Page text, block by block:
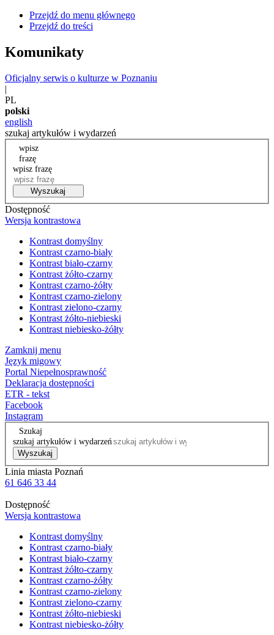
Przejdź do menu głównego
Przejdź do treści
Komunikaty
Oficjalny serwis o kulturze w Poznaniu
|
PL
polski
english
szukaj artykułów i wydarzeń
wpisz
frazę
wpisz frazę
Wyszukaj
Dostępność
Wersja kontrastowa
Kontrast domyślny
Kontrast czarno-biały
Kontrast biało-czarny
Kontrast żółto-czarny
Kontrast czarno-żółty
Kontrast czarno-zielony
Kontrast zielono-czarny
Kontrast żółto-niebieski
Kontrast niebiesko-żółty
Zamknij menu
Język migowy
Portal Niepełnosprawność
Deklaracja dostępności
ETR - tekst
Facebook
Instagram
Szukaj
szukaj artykułów i wydarzeń
Wyszukaj
Linia miasta Poznań
61 646 33 44
Dostępność
Wersja kontrastowa
Kontrast domyślny
Kontrast czarno-biały
Kontrast biało-czarny
Kontrast żółto-czarny
Kontrast czarno-żółty
Kontrast czarno-zielony
Kontrast zielono-czarny
Kontrast żółto-niebieski
Kontrast niebiesko-żółty